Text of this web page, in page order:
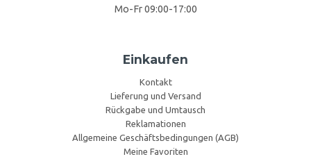
Mo-Fr 09:00-17:00
Einkaufen
Kontakt
Lieferung und Versand
Rückgabe und Umtausch
Reklamationen
Allgemeine Geschäftsbedingungen (AGB)
Meine Favoriten